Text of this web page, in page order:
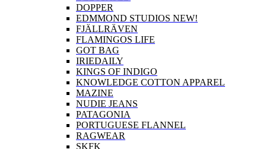
DOPPER
EDMMOND STUDIOS NEW!
FJÄLLRÄVEN
FLAMINGOS LIFE
GOT BAG
IRIEDAILY
KINGS OF INDIGO
KNOWLEDGE COTTON APPAREL
MAZINE
NUDIE JEANS
PATAGONIA
PORTUGUESE FLANNEL
RAGWEAR
SKFK